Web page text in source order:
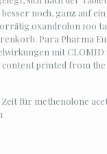
noch, ganz auf
oxandrolon 100
Para Pharma
mit CLOMID
printed from the